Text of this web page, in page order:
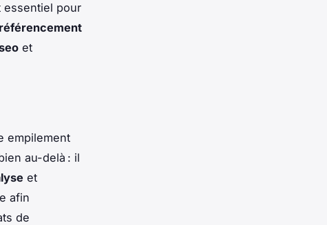
essentiel pour
référencement
et
empilement
au-delà : il
et
afin
de